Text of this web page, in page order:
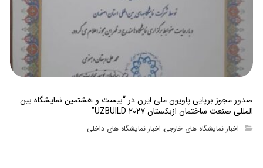
صدور مجوز برپایی پاویون ملی ایرن در “بیست و هشتمین نمایشگاه بین
المللی صنعت ساختمان ازبکستان UZBUILD ۲۰۲۷”
اخبار نمایشگاه های خارجی, اخبار نمایشگاه های داخلی